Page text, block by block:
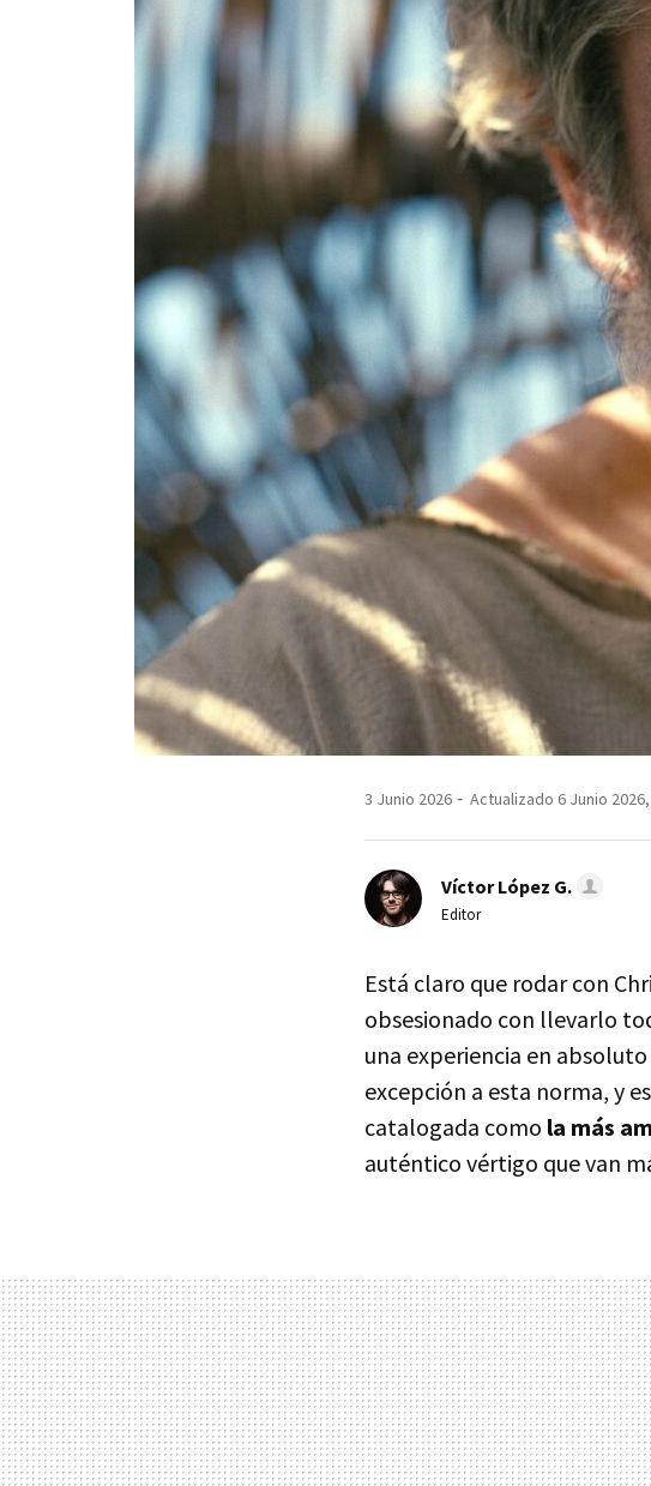
3 Junio 2026 Actualizado 6 Junio
Víctor López G.
Editor
Está claro que rodar con
obsesionado con llevarlo
una experiencia en
excepción a esta norma, y
catalogada como la más
auténtico vértigo que van